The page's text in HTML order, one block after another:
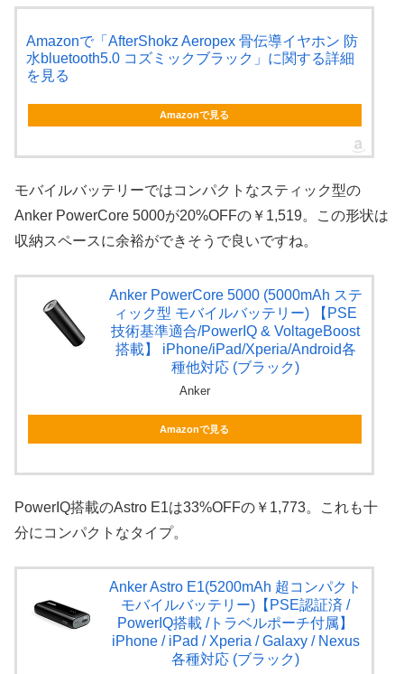
Amazonで「AfterShokz Aeropex 骨伝導イヤホン 防
水bluetooth5.0 コズミックブラック」に関する詳細
を見る
Amazonで見る
モバイルバッテリーではコンパクトなスティック型の
Anker PowerCore 5000が20%OFFの￥1,519。この形状は
収納スペースに余裕ができそうで良いですね。
Anker PowerCore 5000 (5000mAh ステ
ィック型 モバイルバッテリー) 【PSE
技術基準適合/PowerIQ & VoltageBoost
搭載】 iPhone/iPad/Xperia/Android各
種他対応 (ブラック)
Anker
Amazonで見る
PowerIQ搭載のAstro E1は33%OFFの￥1,773。これも十
分にコンパクトなタイプ。
Anker Astro E1(5200mAh 超コンパクト
モバイルバッテリー)【PSE認証済 /
PowerIQ搭載 /トラベルポーチ付属】
iPhone / iPad / Xperia / Galaxy / Nexus
各種対応 (ブラック)